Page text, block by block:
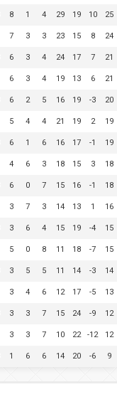
8 1 4 29 19 10 25
7 3 3 23 15 8 24
6 3 4 24 17 7 21
6 3 4 19 13 6 21
6 2 5 16 19 -3 20
5 4 4 21 19 2 19
6 1 6 16 17 -1 19
4 6 3 18 15 3 18
6 0 7 15 16 -1 18
3 7 3 14 13 1 16
3 6 4 15 19 -4 15
5 0 8 11 18 -7 15
3 5 5 11 14 -3 14
3 4 6 12 17 -5 13
3 3 7 15 24 -9 12
3 3 7 10 22 -12 12
1 6 6 14 20 -6 9